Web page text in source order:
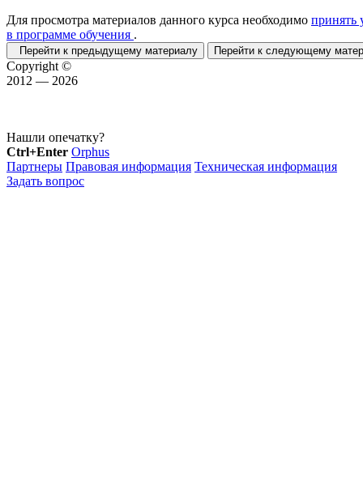
Для просмотра материалов данного курса необходимо принять
в программе обучения .
Перейти к предыдущему материалу Перейти к следующему
Copyright ©
2012 — 2026
Нашли опечатку?
Ctrl+Enter Orphus
Партнеры Правовая информация Техническая информация
Задать вопрос